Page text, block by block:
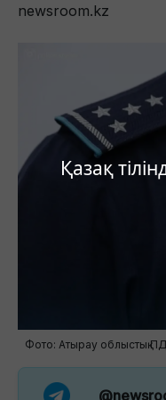
Қазақ
newsroom.kz
Фото: Атырау облыстық ПД